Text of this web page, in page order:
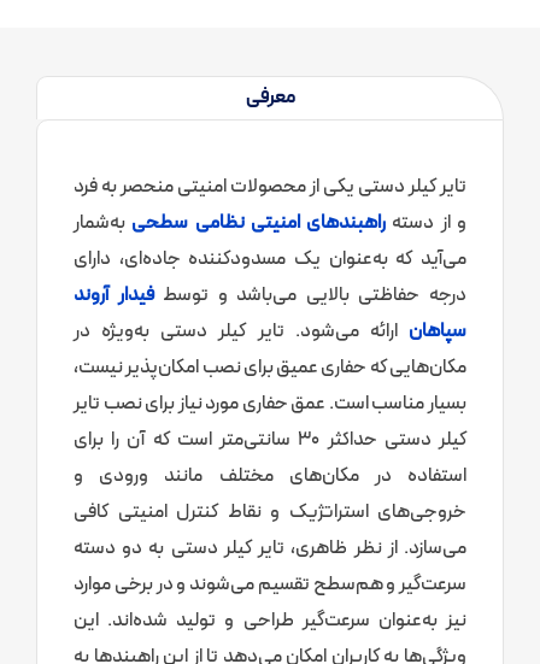
معرفی
تایر کیلر دستی یکی از محصولات امنیتی منحصر به فرد
و از دسته راهبندهای امنیتی نظامی سطحی به‌شمار
می‌آید که به‌عنوان یک مسدودکننده جاده‌ای، دارای
درجه حفاظتی بالایی می‌باشد و توسطفیدار آروند
سپاهان ارائه می‌شود. تایر کیلر دستی به‌ویژه در
مکان‌هایی که حفاری عمیق برای نصب امکان‌پذیر نیست،
بسیار مناسب است. عمق حفاری مورد نیاز برای نصب تایر
کیلر دستی حداکثر 30 سانتی‌متر است که آن را برای
استفاده در مکان‌های مختلف مانند ورودی‌ و
خروجی‌های استراتژیک و نقاط کنترل امنیتی کافی
می‌سازد. از نظر ظاهری، تایر کیلر دستی به دو دسته
سرعت‌گیر و هم‌سطح تقسیم می‌شوند و در برخی موارد
نیز به‌عنوان سرعت‌گیر طراحی و تولید شده‌اند. این
ویژگی‌ها به کاربران امکان می‌دهد تا از این راهبندها به‌